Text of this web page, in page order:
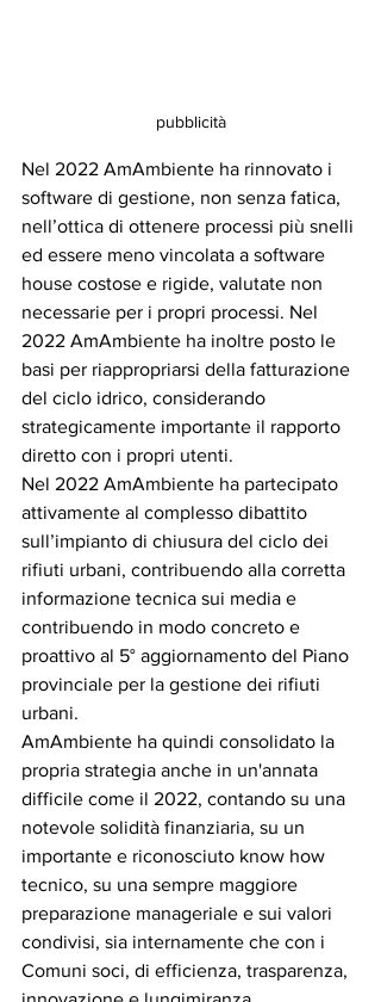
pubblicità
Nel 2022 AmAmbiente ha rinnovato i
software di gestione, non senza fatica,
nell’ottica di ottenere processi più snelli
ed essere meno vincolata a software
house costose e rigide, valutate non
necessarie per i propri processi. Nel
2022 AmAmbiente ha inoltre posto le
basi per riappropriarsi della fatturazione
del ciclo idrico, considerando
strategicamente importante il rapporto
diretto con i propri utenti.
Nel 2022 AmAmbiente ha partecipato
attivamente al complesso dibattito
sull’impianto di chiusura del ciclo dei
rifiuti urbani, contribuendo alla corretta
informazione tecnica sui media e
contribuendo in modo concreto e
proattivo al 5° aggiornamento del Piano
provinciale per la gestione dei rifiuti
urbani.
AmAmbiente ha quindi consolidato la
propria strategia anche in un'annata
difficile come il 2022, contando su una
notevole solidità finanziaria, su un
importante e riconosciuto know how
tecnico, su una sempre maggiore
preparazione manageriale e sui valori
condivisi, sia internamente che con i
Comuni soci, di efficienza, trasparenza,